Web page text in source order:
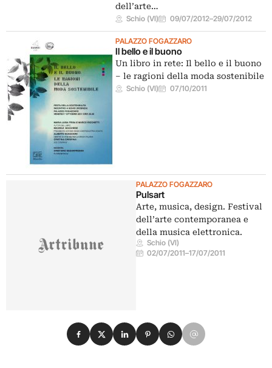
dell’arte…
Schio (VI) 09/07/2012–29/07/2012
PALAZZO FOGAZZARO
Il bello e il buono
Un libro in rete: Il bello e il buono
– le ragioni della moda sostenibile
Schio (VI) 07/10/2011
PALAZZO FOGAZZARO
Pulsart
Arte, musica, design. Festival
dell’arte contemporanea e
della musica elettronica.
Schio (VI)
02/07/2011–17/07/2011
Condividi su Facebook
Condividi su X
Condividi su LinkedIn
Condividi su Pinterest
Condividi su WhatsApp
Condividi su Email